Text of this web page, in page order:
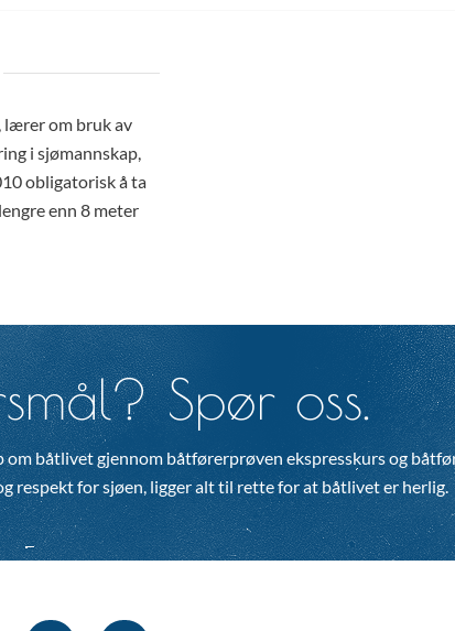
lærer om bruk av
i sjømannskap,
obligatorisk å ta
enn 8 meter
Spør oss.
båtlivet gjennom båtførerprøven ekspresskurs og
respekt for sjøen, ligger alt til rette for at båtlivet er herlig.